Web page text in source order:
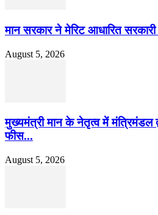
मान सरकार ने मेरिट आधारित सरकारी
August 5, 2026
मुख्यमंत्री मान के नेतृत्व में मंत्रिमंडल
फीस...
August 5, 2026